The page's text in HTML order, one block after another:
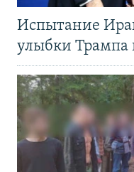
Испытание
улыбки